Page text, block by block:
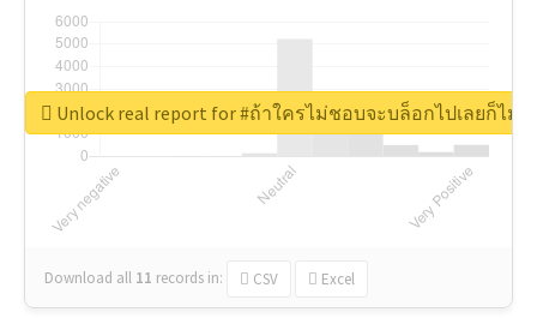
Download all 11 records in: CSV Excel
Unlock real report for #ถ้าใครไม่ชอบจะบล็อกไปเลยก็ไม่